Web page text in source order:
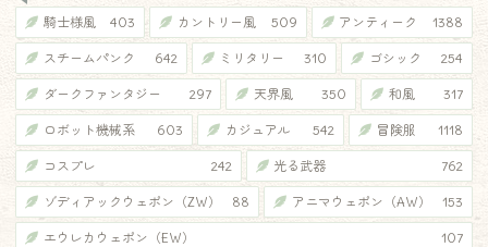
騎士様風 403 カントリー風 509 アンティーク 1388
スチームパンク 642 ミリタリー 310 ゴシック 254
ダークファンタジー 297 天界風 350 和風 317
ロボット機械系 603 カジュアル 542 冒険服 1118
コスプレ 242 光る武器 762
ゾディアックウェポン（ZW） 88 アニマウェポン（AW） 153
エウレカウェポン（EW） 107